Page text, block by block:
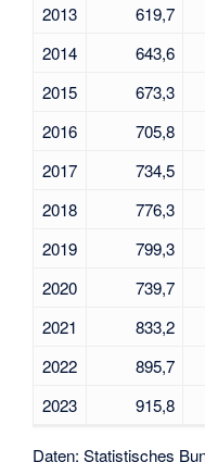
2013
619,7
2014
643,6
2015
673,3
2016
705,8
2017
734,5
2018
776,3
2019
799,3
2020
739,7
2021
833,2
2022
895,7
2023
915,8
Daten: Statistisches